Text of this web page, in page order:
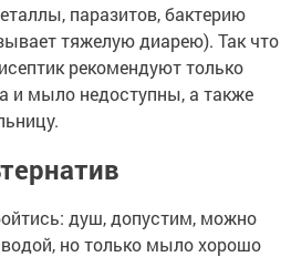
паразитов, бактерию
тяжелую диарею). Так что
рекомендуют только
и мыло недоступны, а также
душ, допустим, можно
но только мыло хорошо